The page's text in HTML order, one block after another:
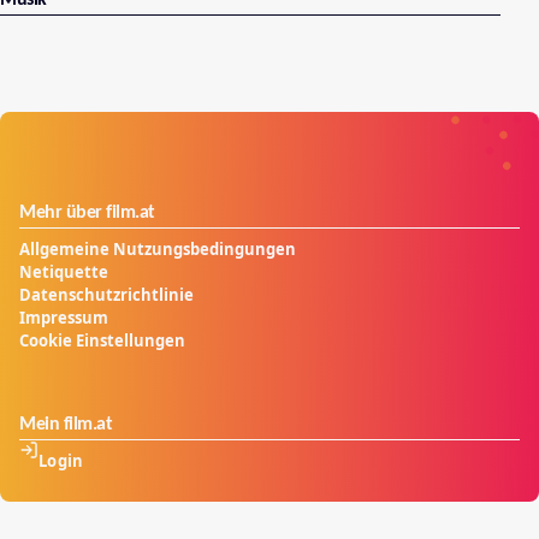
Mehr über film.at
Allgemeine Nutzungsbedingungen
Netiquette
Datenschutzrichtlinie
Impressum
Cookie Einstellungen
Mein film.at
Login